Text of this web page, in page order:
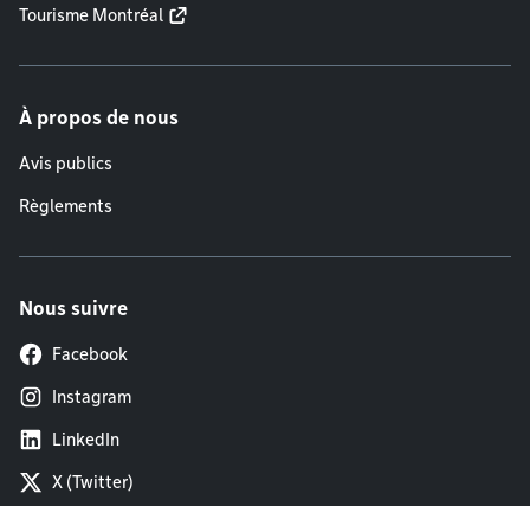
Tourisme Montréal
À propos de nous
Avis publics
Règlements
Nous suivre
Facebook
Instagram
LinkedIn
X (Twitter)